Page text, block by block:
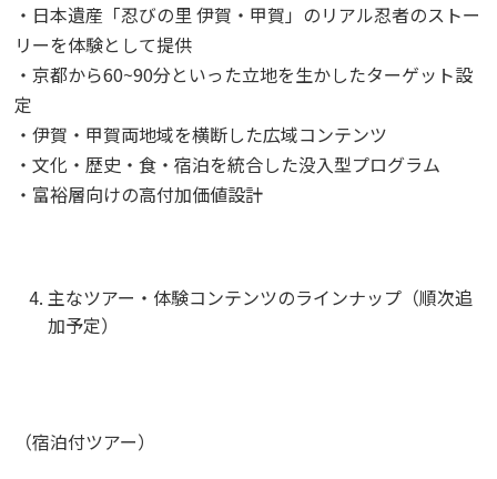
・日本遺産「忍びの里 伊賀・甲賀」のリアル忍者のストー
リーを体験として提供
・京都から60~90分といった立地を生かしたターゲット設
定
・伊賀・甲賀両地域を横断した広域コンテンツ
・文化・歴史・食・宿泊を統合した没入型プログラム
・富裕層向けの高付加価値設計
主なツアー・体験コンテンツのラインナップ（順次追
加予定）
（宿泊付ツアー）